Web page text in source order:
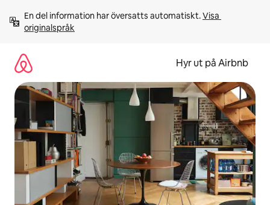
innehåll
En del information har översatts automatiskt. Visa
originalspråk
Hyr ut på Airbnb